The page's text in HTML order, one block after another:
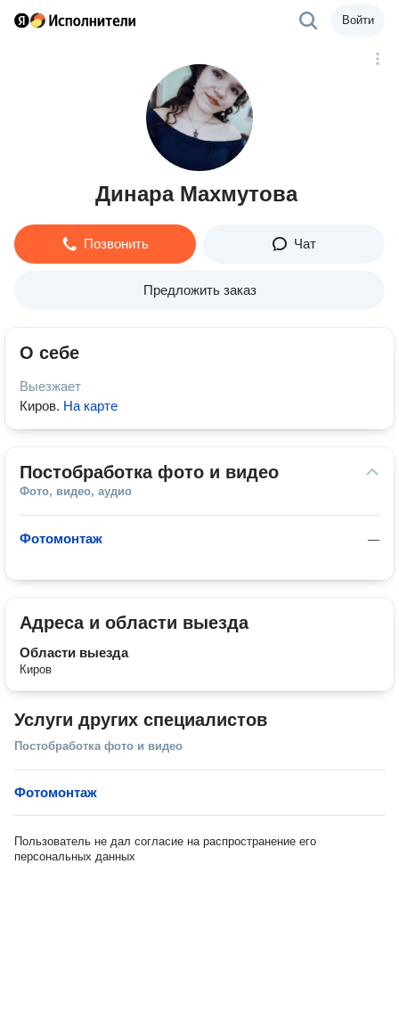
Войти
Динара Махмутова
Позвонить Чат
Предложить заказ
О себе
Выезжает
Киров. На карте
Постобработка фото и видео
Фото, видео, аудио
—
Фотомонтаж
Адреса и области выезда
Области выезда
Киров
Услуги других специалистов
Постобработка фото и видео
Фотомонтаж
Пользователь не дал согласие на распространение его
персональных данных